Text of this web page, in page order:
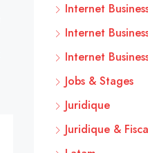
Internet
Internet
Internet
Jobs & Stages
Juridique
Juridique &